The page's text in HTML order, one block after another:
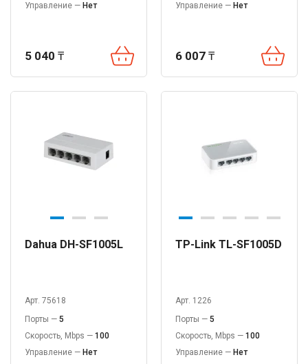
Управление — Нет
5 040 ₸
Управление — Нет
6 007 ₸
Dahua DH-SF1005L
Арт. 75618
Порты — 5
Скорость, Mbps — 100
Управление — Нет
TP-Link TL-SF1005D
Арт. 1226
Порты — 5
Скорость, Mbps — 100
Управление — Нет